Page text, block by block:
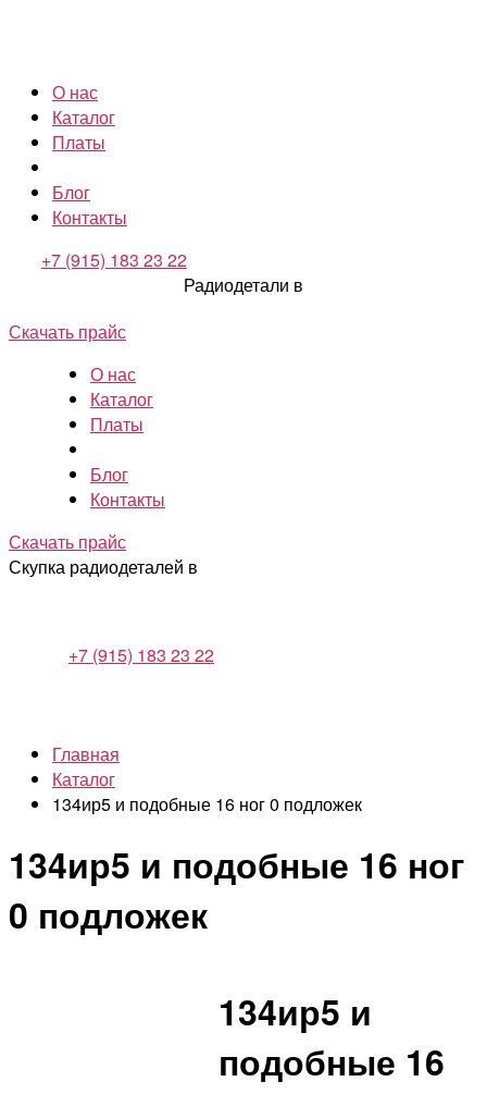
О нас
Каталог
Платы
Блог
Контакты
+7 (915) 183 23 22
Радиодетали в
Скачать прайс
О нас
Каталог
Платы
Блог
Контакты
Скачать прайс
Скупка радиодеталей в
+7 (915) 183 23 22
Главная
Каталог
134ир5 и подобные 16 ног 0 подложек
134ир5 и подобные 16 ног
0 подложек
134ир5 и
подобные 16